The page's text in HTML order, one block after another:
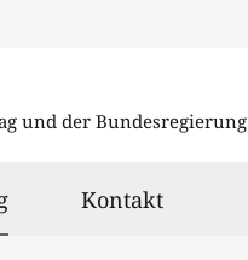
und der Bundesregierung
ausgewählt
Kontakt